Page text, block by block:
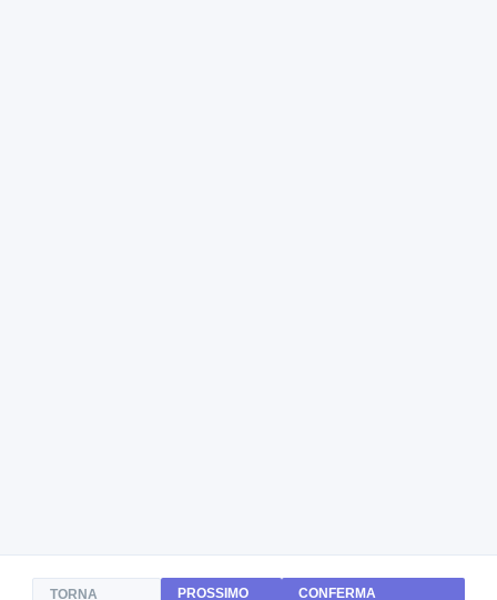
TORNA
PROSSIMO
CONFERMA